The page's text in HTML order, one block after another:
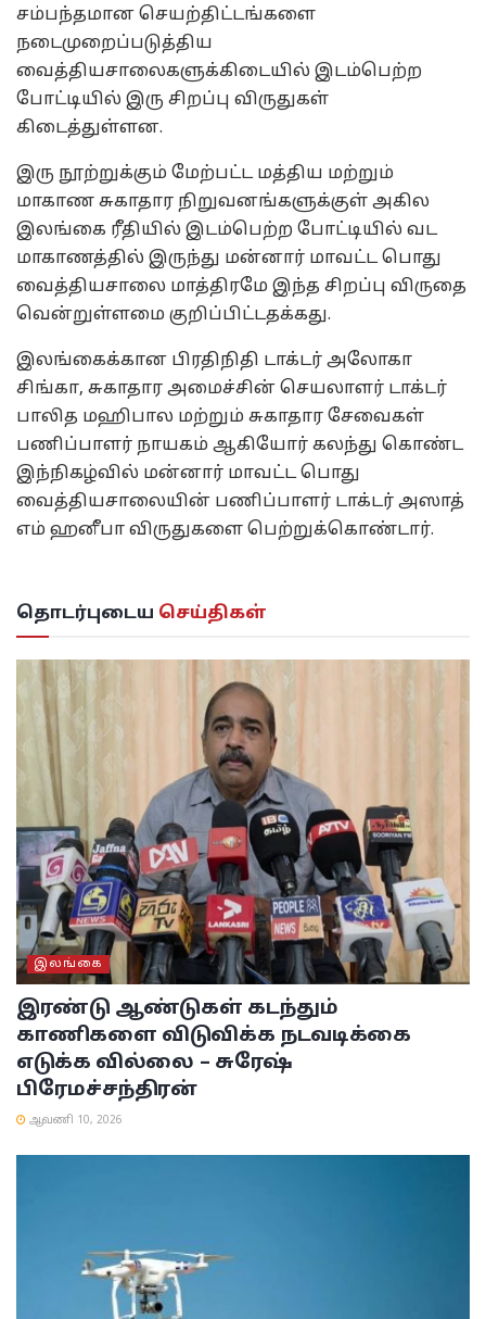
சம்பந்தமான செயற்திட்டங்களை
நடைமுறைப்படுத்திய
வைத்தியசாலைகளுக்கிடையில் இடம்பெற்ற
போட்டியில் இரு சிறப்பு விருதுகள்
கிடைத்துள்ளன.
இரு நூற்றுக்கும் மேற்பட்ட மத்திய மற்றும்
மாகாண சுகாதார நிறுவனங்களுக்குள் அகில
இலங்கை ரீதியில் இடம்பெற்ற போட்டியில் வட
மாகாணத்தில் இருந்து மன்னார் மாவட்ட பொது
வைத்தியசாலை மாத்திரமே இந்த சிறப்பு விருதை
வென்றுள்ளமை குறிப்பிட்டதக்கது.
இலங்கைக்கான பிரதிநிதி டாக்டர் அலோகா
சிங்கா, சுகாதார அமைச்சின் செயலாளர் டாக்டர்
பாலித மஹிபால மற்றும் சுகாதார சேவைகள்
பணிப்பாளர் நாயகம் ஆகியோர் கலந்து கொண்ட
இந்நிகழ்வில் மன்னார் மாவட்ட பொது
வைத்தியசாலையின் பணிப்பாளர் டாக்டர் அஸாத்
எம் ஹனீபா விருதுகளை பெற்றுக்கொண்டார்.
தொடர்புடைய செய்திகள்
இலங்கை
இரண்டு ஆண்டுகள் கடந்தும்
காணிகளை விடுவிக்க நடவடிக்கை
எடுக்க வில்லை – சுரேஷ்
பிரேமச்சந்திரன்
ஆவணி 10, 2026